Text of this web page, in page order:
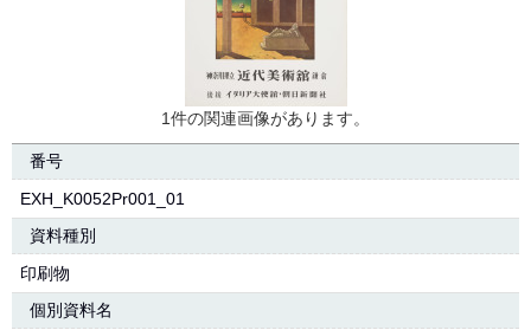
1件の関連画像があります。
番号
EXH_K0052Pr001_01
資料種別
印刷物
個別資料名